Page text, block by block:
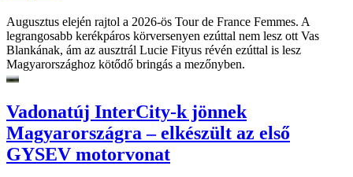
Augusztus elején rajtol a 2026-ös Tour de France Femmes. A
legrangosabb kerékpáros körversenyen ezúttal nem lesz ott Vas
Blankának, ám az ausztrál Lucie Fityus révén ezúttal is lesz
Magyarországhoz kötődő bringás a mezőnyben.
Vadonatúj InterCity-k jönnek
Magyarországra – elkészült az első
GYSEV motorvonat